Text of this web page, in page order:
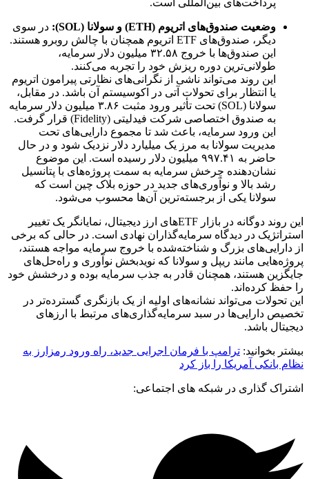
وضعیت صندوق‌های اتریوم (ETH) و سولانا (SOL):
در سوی
دیگر، صندوق‌های ETF اتریوم همچنان با چالش روبرو هستند.
این صندوق‌ها با خروج ۳۲.۵۸ میلیون دلار سرمایه،
طولانی‌ترین دوره ریزش خود را تجربه می‌کنند.
این روند می‌تواند ناشی از نگرانی‌های نظارتی پیرامون اتریوم
یا انتظار برای تحولات آتی در اکوسیستم آن باشد. در مقابل،
سولانا (SOL) تحت تأثیر ورود مثبت ۳.۸۶ میلیون دلار سرمایه
به صندوق اختصاصی شرکت فیدلیتی (Fidelity) قرار گرفت.
این ورود سرمایه، باعث شد تا مجموع دارایی‌های تحت
مدیریت سولانا به مرز یک میلیارد دلار نزدیک شود و در حال
حاضر به ۹۹۷.۴۱ میلیون دلار رسیده است. این موضوع
نشان‌دهنده چرخش سرمایه به سمت پروژه‌های با پتانسیل
رشد بالا و نوآوری‌های جدید در حوزه بلاک چین است که
سولانا یکی از برجسته‌ترین آن‌ها محسوب می‌شود.
این روند دوگانه در بازار ETFهای ارز دیجیتال، نمایانگر یک تغییر
استراتژیک در دیدگاه سرمایه‌گذاران نهادی است. در حالی که برخی
از دارایی‌های بزرگ و شناخته‌شده با خروج سرمایه مواجه هستند،
پروژه‌هایی مانند ریپل و سولانا که نویدبخش نوآوری و راه‌حل‌های
جایگزین هستند، همچنان قادر به جذب سرمایه بوده و درخشش خود
را حفظ کرده‌اند.
این تحولات می‌تواند نشانه‌های اولیه از یک بازنگری گسترده‌تر در
تخصیص دارایی‌ها در سبد سرمایه‌گذاری‌های مرتبط با ارزهای
دیجیتال باشد.
بیشتر بخوانید: ترامپ با فرمان اجرایی جدید، راه ورود رمزارز به
نظام بانکی آمریکا را باز کرد
اشتراک گذاری در شبکه های اجتماعی: